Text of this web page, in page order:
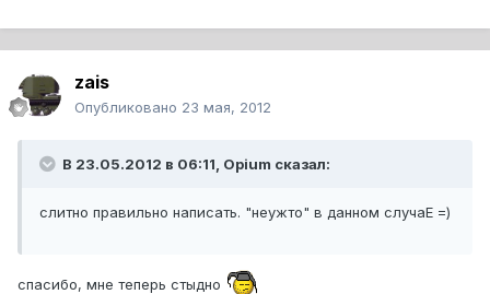
zais
Опубликовано 23 мая, 2012
В 23.05.2012 в 06:11, Opium сказал:
слитно правильно написать. "неужто" в данном случаЕ =)
спасибо, мне теперь стыдно